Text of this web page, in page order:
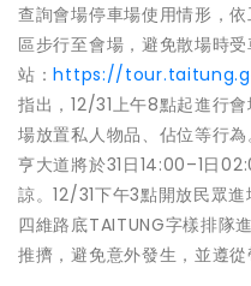
查詢會場停車場使用情形，
區步行至會場，避免散場時
站：https://
指出，12/31上午8點起進行
場放置私人物品、佔位等行
亨大道將於31日14:00–1日
諒。12/31下午3點開放民眾
四維路底TAITUNG字樣排隊
推擠，避免意外發生，並遵從